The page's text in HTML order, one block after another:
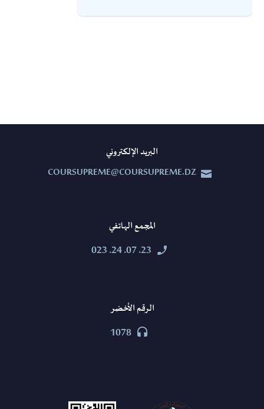
البريد الإلكتروني


COURSUPREME@COURSUPREME.DZ
المجمع الهاتفي


23. 07. 24. 023
الرقم الأخضر


1078